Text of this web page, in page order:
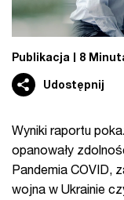
Publikacja 8
Udostępnij
Wyniki raportu
opanowały
Pandemia COVID,
wojna w Ukrainie